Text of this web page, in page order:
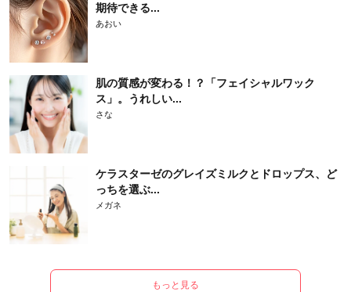
期待できる...
あおい
肌の質感が変わる！？「フェイシャルワック
ス」。うれしい...
さな
ケラスターゼのグレイズミルクとドロップス、ど
っちを選ぶ...
メガネ
もっと見る